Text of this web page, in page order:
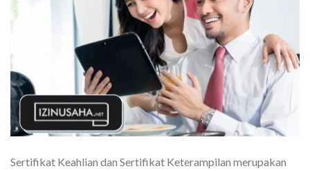
Sertifikat Keahlian dan Sertifikat Keterampilan merupakan